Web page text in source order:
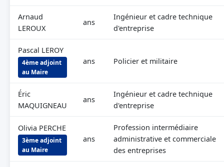
Arnaud
LEROUX
ans
Ingénieur et cadre technique
d'entreprise
Pascal LEROY
4ème adjoint
au Maire
ans Policier et militaire
Éric
MAQUIGNEAU
ans
Ingénieur et cadre technique
d'entreprise
Olivia PERCHE
3ème adjoint
au Maire
ans
Profession intermédiaire
administrative et commerciale
des entreprises